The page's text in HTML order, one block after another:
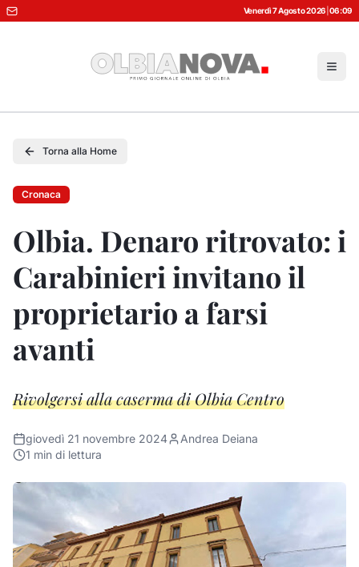
Venerdì 7 Agosto 2026 06:09
Torna alla Home
Cronaca
Olbia. Denaro ritrovato: i
Carabinieri invitano il
proprietario a farsi
avanti
Rivolgersi alla caserma di Olbia Centro
giovedì 21 novembre 2024
Andrea Deiana
1 min di lettura